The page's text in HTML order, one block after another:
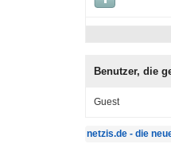
Benutzer, die
Guest
netzis.de - die